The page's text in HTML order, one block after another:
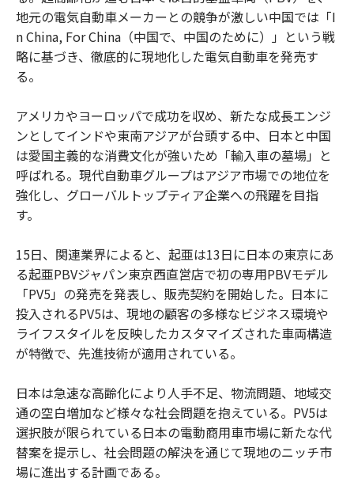
地元の電気自動車メーカーとの競争が激しい中国では「I
n China, For China（中国で、中国のために）」という戦
略に基づき、徹底的に現地化した電気自動車を発売す
る。
アメリカやヨーロッパで成功を収め、新たな成長エンジ
ンとしてインドや東南アジアが台頭する中、日本と中国
は愛国主義的な消費文化が強いため「輸入車の墓場」と
呼ばれる。現代自動車グループはアジア市場での地位を
強化し、グローバルトップティア企業への飛躍を目指
す。
15日、関連業界によると、起亜は13日に日本の東京にあ
る起亜PBVジャパン東京西直営店で初の専用PBVモデル
「PV5」の発売を発表し、販売契約を開始した。日本に
投入されるPV5は、現地の顧客の多様なビジネス環境や
ライフスタイルを反映したカスタマイズされた車両構造
が特徴で、先進技術が適用されている。
日本は急速な高齢化により人手不足、物流問題、地域交
通の空白増加など様々な社会問題を抱えている。PV5は
選択肢が限られている日本の電動商用車市場に新たな代
替案を提示し、社会問題の解決を通じて現地のニッチ市
場に進出する計画である。